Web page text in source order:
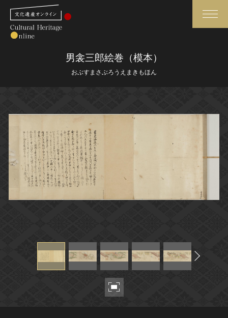
さらに詳細検索
トップ
作品一覧
カテゴリで見る
世界遺産と無形文化遺産
媒体資料・関連記事等
博物館、美術館の皆さまへ
今月のみどころ
このサイトについて
サイトマップ
サイトのご意見はこちら
男衾三郎絵巻（模本）
おぶすまさぶろうえまきもほん